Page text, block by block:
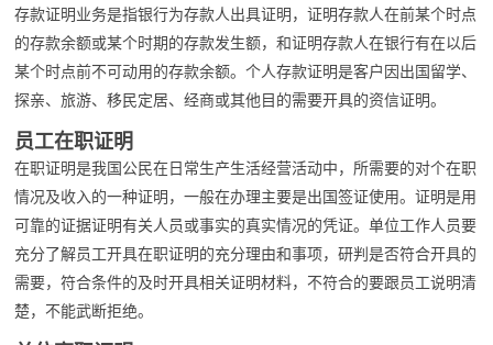
存款证明业务是指银行为存款人出具证明，证明存款人在前某个时点
的存款余额或某个时期的存款发生额，和证明存款人在银行有在以后
某个时点前不可动用的存款余额。个人存款证明是客户因出国留学、
探亲、旅游、移民定居、经商或其他目的需要开具的资信证明。
员工在职证明
在职证明是我国公民在日常生产生活经营活动中，所需要的对个在职
情况及收入的一种证明，一般在办理主要是出国签证使用。证明是用
可靠的证据证明有关人员或事实的真实情况的凭证。单位工作人员要
充分了解员工开具在职证明的充分理由和事项，研判是否符合开具的
需要，符合条件的及时开具相关证明材料，不符合的要跟员工说明清
楚，不能武断拒绝。